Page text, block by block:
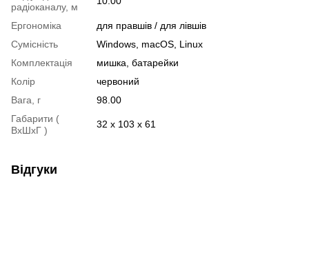
радіоканалу, м
Ергономіка
для правшів / для лівшів
Сумісність
Windows, macOS, Linux
Комплектація
мишка, батарейки
Колір
червоний
Вага, г
98.00
Габарити (
ВxШxГ )
32 x 103 x 61
Відгуки